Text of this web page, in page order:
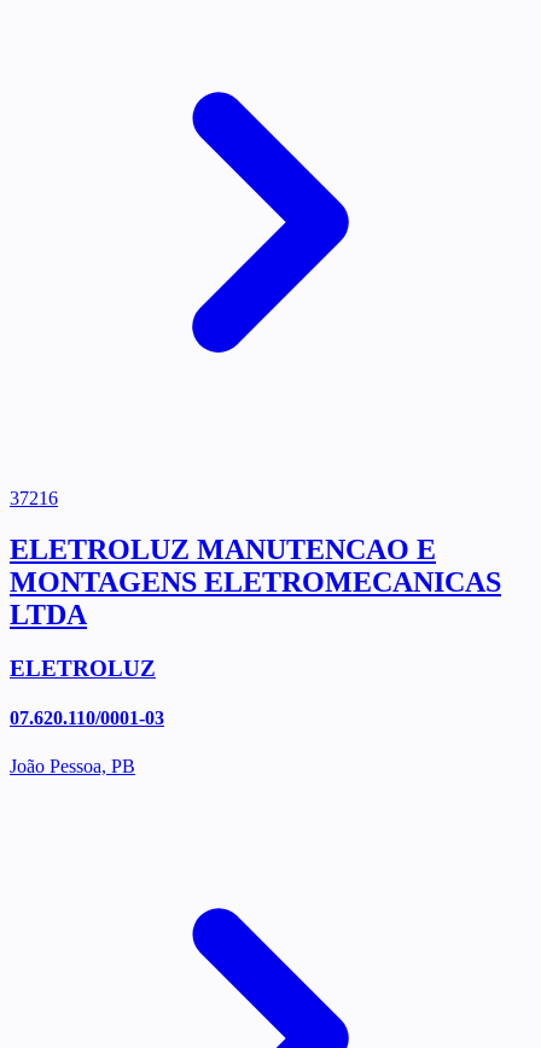
37216
ELETROLUZ MANUTENCAO E
MONTAGENS ELETROMECANICAS
LTDA
ELETROLUZ
07.620.110/0001-03
João Pessoa, PB